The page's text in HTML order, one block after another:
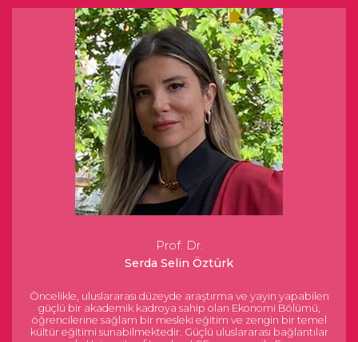
Prof. Dr.
Serda Selin Öztürk
Öncelikle, uluslararası düzeyde araştırma ve yayın yapabilen
güçlü bir akademik kadroya sahip olan Ekonomi Bölümü,
öğrencilerine sağlam bir mesleki eğitim ve zengin bir temel
kültür eğitimi sunabilmektedir. Güçlü uluslararası bağlantılar